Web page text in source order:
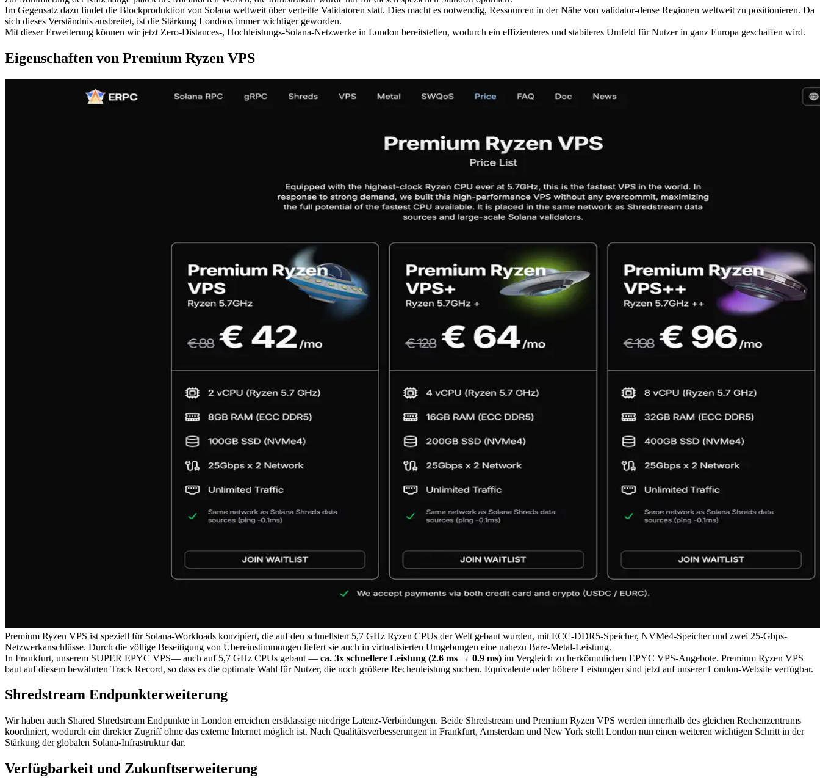
Im Gegensatz dazu findet die Blockproduktion von Solana weltweit über verteilte Validatoren statt. Dies macht es notwendig, Ressourcen in der Nähe von validator-dense Regionen weltweit zu positionieren. Da
sich dieses Verständnis ausbreitet, ist die Stärkung Londons immer wichtiger geworden.
Mit dieser Erweiterung können wir jetzt Zero-Distances-, Hochleistungs-Solana-Netzwerke in London bereitstellen, wodurch ein effizienteres und stabileres Umfeld für Nutzer in ganz Europa geschaffen wird.
Eigenschaften von Premium Ryzen VPS
Premium Ryzen VPS ist speziell für Solana-Workloads konzipiert, die auf den schnellsten 5,7 GHz Ryzen CPUs der Welt gebaut wurden, mit ECC-DDR5-Speicher, NVMe4-Speicher und zwei 25-Gbps-
Netzwerkanschlüsse. Durch die völlige Beseitigung von Übereinstimmungen liefert sie auch in virtualisierten Umgebungen eine nahezu Bare-Metal-Leistung.
In Frankfurt, unserem SUPER EPYC VPS— auch auf 5,7 GHz CPUs gebaut — ca. 3x schnellere Leistung (2.6 ms → 0.9 ms) im Vergleich zu herkömmlichen EPYC VPS-Angebote. Premium Ryzen VPS
baut auf diesem bewährten Track Record, so dass es die optimale Wahl für Nutzer, die noch größere Rechenleistung suchen. Equivalente oder höhere Leistungen sind jetzt auf unserer London-Website verfügbar.
Shredstream Endpunkterweiterung
Wir haben auch Shared Shredstream Endpunkte in London erreichen erstklassige niedrige Latenz-Verbindungen. Beide Shredstream und Premium Ryzen VPS werden innerhalb des gleichen Rechenzentrums
koordiniert, wodurch ein direkter Zugriff ohne das externe Internet möglich ist. Nach Qualitätsverbesserungen in Frankfurt, Amsterdam und New York stellt London nun einen weiteren wichtigen Schritt in der
Stärkung der globalen Solana-Infrastruktur dar.
Verfügbarkeit und Zukunftserweiterung